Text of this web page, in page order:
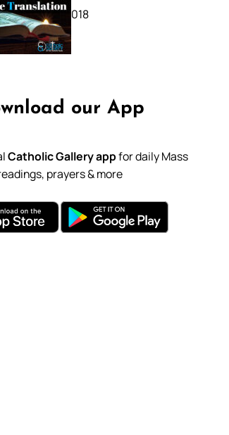
October 11, 2018
our App
Catholic Gallery appfor daily Mass
prayers & more